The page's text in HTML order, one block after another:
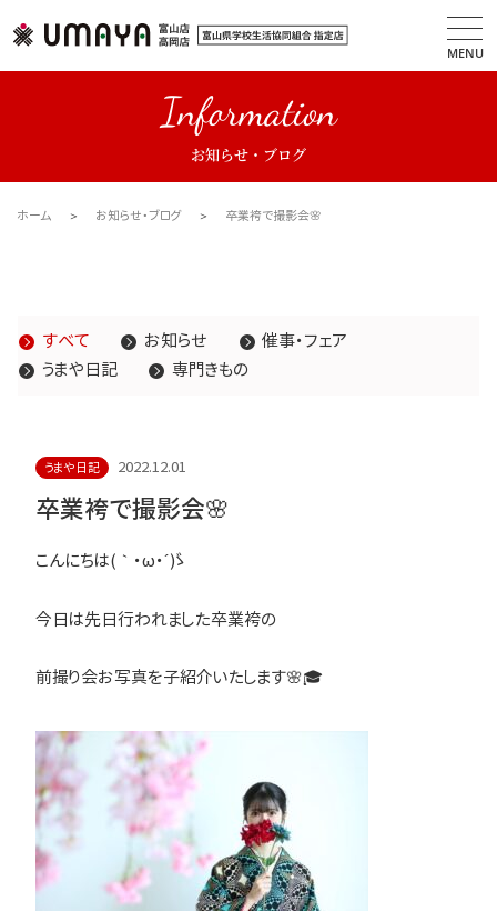
MENU
Information
お知らせ・ブログ
ホーム お知らせ・ブログ 卒業袴で撮影会🌸
すべて お知らせ
催事・フェア
うまや日記
専門きもの
うまや日記 2022.12.01
卒業袴で撮影会🌸
こんにちは(｀・ω・´)ゞ
今日は先日行われました卒業袴の
前撮り会お写真を子紹介いたします🌸🎓